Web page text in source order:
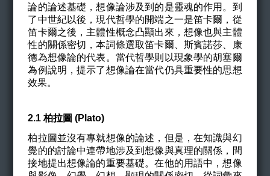
論的論述基礎，想像論涉及到的是靈魂的作用。到
了中世紀以後，現代哲學的開端之一是笛卡爾，從
笛卡爾之後，主體性概念凸顯出來，想像也與主體
性的關係密切，本詞條選取笛卡爾、斯賓諾莎、康
德為想像論的代表。當代哲學則以現象學的胡塞爾
為例說明，提示了想像論在當代仍具重要性的思想
效果。
2.1柏拉圖 (Plato)
柏拉圖並沒有專就想像的論述，但是，在知識與幻
覺的的討論中連帶地涉及到想像與真理的關係，間
接地提出想像論的重要基礎。在他的用語中，想像